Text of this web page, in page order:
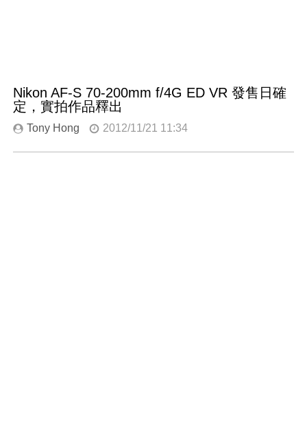
Nikon AF-S 70-200mm f/4G ED VR 發售日確
定，實拍作品釋出
Tony Hong 2012/11/21 11:34